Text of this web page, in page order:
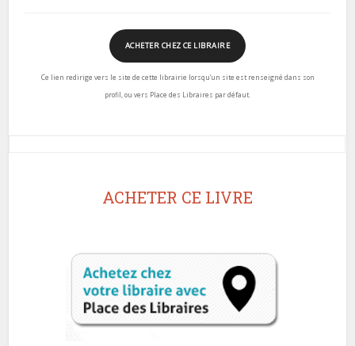
ACHETER CHEZ CE LIBRAIRE
Ce lien redirige vers le site de cette librairie lorsqu’un site est renseigné dans son
profil, ou vers Place des Libraires par défaut.
ACHETER CE LIVRE